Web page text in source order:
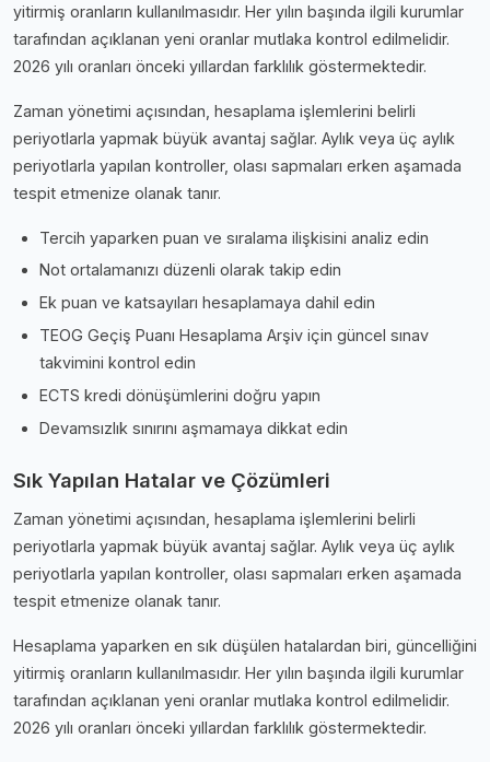
yitirmiş oranların kullanılmasıdır. Her yılın başında ilgili kurumlar
tarafından açıklanan yeni oranlar mutlaka kontrol edilmelidir.
2026 yılı oranları önceki yıllardan farklılık göstermektedir.
Zaman yönetimi açısından, hesaplama işlemlerini belirli
periyotlarla yapmak büyük avantaj sağlar. Aylık veya üç aylık
periyotlarla yapılan kontroller, olası sapmaları erken aşamada
tespit etmenize olanak tanır.
Tercih yaparken puan ve sıralama ilişkisini analiz edin
Not ortalamanızı düzenli olarak takip edin
Ek puan ve katsayıları hesaplamaya dahil edin
TEOG Geçiş Puanı Hesaplama Arşiv için güncel sınav
takvimini kontrol edin
ECTS kredi dönüşümlerini doğru yapın
Devamsızlık sınırını aşmamaya dikkat edin
Sık Yapılan Hatalar ve Çözümleri
Zaman yönetimi açısından, hesaplama işlemlerini belirli
periyotlarla yapmak büyük avantaj sağlar. Aylık veya üç aylık
periyotlarla yapılan kontroller, olası sapmaları erken aşamada
tespit etmenize olanak tanır.
Hesaplama yaparken en sık düşülen hatalardan biri, güncelliğini
yitirmiş oranların kullanılmasıdır. Her yılın başında ilgili kurumlar
tarafından açıklanan yeni oranlar mutlaka kontrol edilmelidir.
2026 yılı oranları önceki yıllardan farklılık göstermektedir.